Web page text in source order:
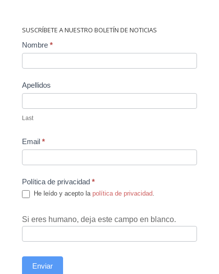
SUSCRÍBETE A NUESTRO BOLETÍN DE NOTICIAS
Contact
Nombre *
Apellidos
Last
Email *
Política de privacidad *
He leído y acepto la política de privacidad
Si eres humano, deja este campo en blanco.
Enviar